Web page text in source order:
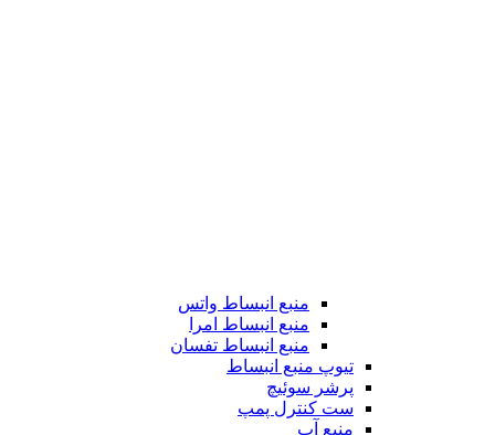
منبع انبساط واتس
منبع انبساط امرا
منبع انبساط تفسان
تیوپ منبع انبساط
پرشر سوئیچ
ست کنترل پمپ
منبع آب